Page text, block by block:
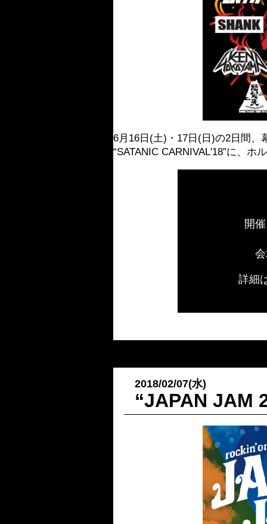
6月16日(土)・17日(日)の2日間、
“SATANIC CARNIVAL'18”に、ホ
開
詳細
2018/02/07(水)
“JAPAN JAM